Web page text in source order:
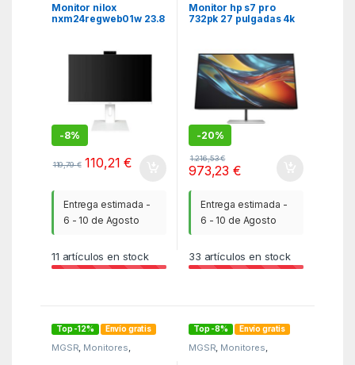
Monitor nilox
nxm24regweb01w 23.8
-8%
119,79€ 110,21€
Entrega estimada -
6 - 10 de Agosto
11 artículos en stock
Monitor hp s7 pro
732pk 27 pulgadas 4k
-20%
1.216,53€
973,23€
Entrega estimada -
6 - 10 de Agosto
33 artículos en stock
Top -12% Envío gratis
MGSR, Monitores,
Top -8% Envío gratis
MGSR, Monitores,